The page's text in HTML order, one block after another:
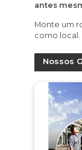
antes
Monte um
como local.
Nossos